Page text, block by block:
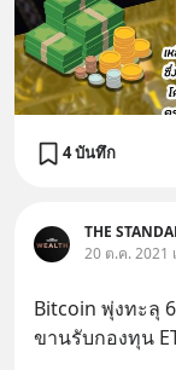
4 บันทึก
THE
20 ต.ค. 2021
Bitcoin พุ่งทะลุ
ขานรับกองทุน